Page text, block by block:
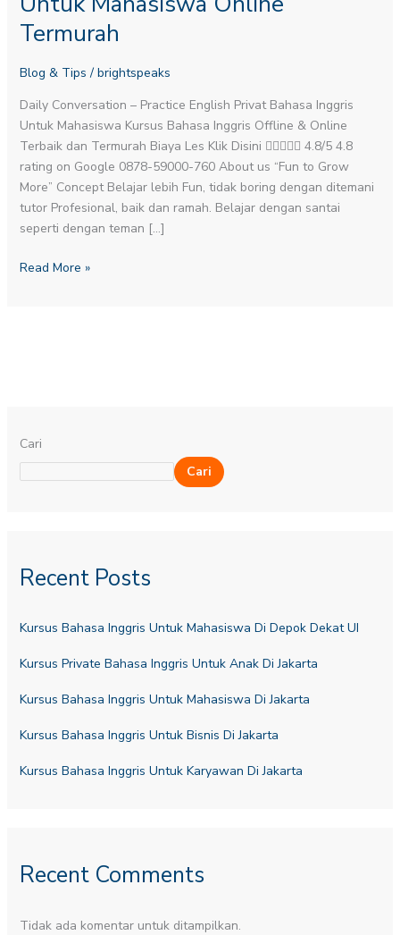
Termurah
Blog & Tips / brightspeaks
Daily Conversation – Practice English​ Privat Bahasa Inggris
Untuk Mahasiswa Kursus Bahasa Inggris Offline & Online
Terbaik dan Termurah Biaya Les Klik Disini  4.8/5 4.8
rating on Google 0878-59000-760 About us “Fun to Grow
More” Concept Belajar lebih Fun, tidak boring dengan ditemani
tutor Profesional, baik dan ramah. Belajar dengan santai
seperti dengan teman […]
Untuk
Mahasiswa
Termurah
Read More »
Cari
Cari
Recent Posts
Kursus Bahasa Inggris Untuk Mahasiswa Di Depok Dekat UI
Kursus Private Bahasa Inggris Untuk Anak Di Jakarta
Kursus Bahasa Inggris Untuk Mahasiswa Di Jakarta
Kursus Bahasa Inggris Untuk Bisnis Di Jakarta
Kursus Bahasa Inggris Untuk Karyawan Di Jakarta
Recent Comments
Tidak ada komentar untuk ditampilkan.